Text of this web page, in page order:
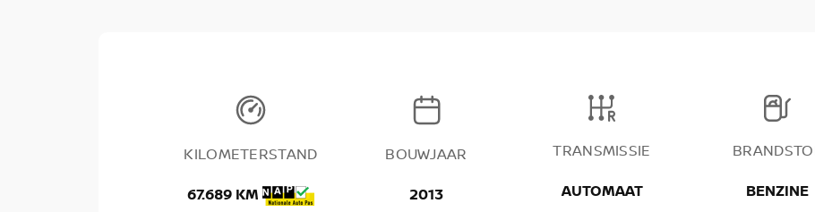
KILOMETERSTAND
67.689 KM
BOUWJAAR
2013
TRANSMISSIE
AUTOMAAT BENZINE